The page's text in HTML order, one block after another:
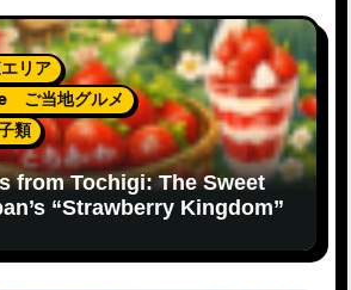
リア
ご当地グルメ
類
from Tochigi: The Sweet
“Strawberry Kingdom”